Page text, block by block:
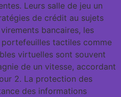
Leurs salle de jeu un
de crédit au sujets
bancaires, les
tactiles comme
virtuelles sont souvent
de un vitesse, accordant
2. La protection des
des informations